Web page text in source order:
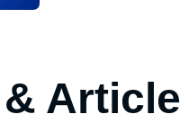
Article